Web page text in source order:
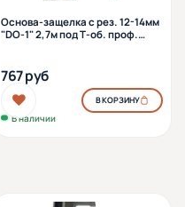
Основа-защелка с рез. 12-14мм
"DO-1" 2,7м под Т-об. проф.
В наличии
767 руб
В КОРЗИНУ